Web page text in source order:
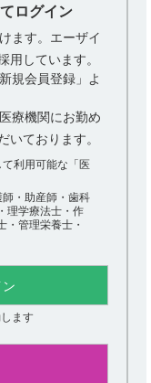
月改訂（第1版）
改訂（第1版） 10．
ログイン
ます。エーザイ
用しています。
規会員登録」よ
療機関にお勤め
いております。
利用可能な「医
・助産師・歯科
理学療法士・作
・管理栄養士・
ます